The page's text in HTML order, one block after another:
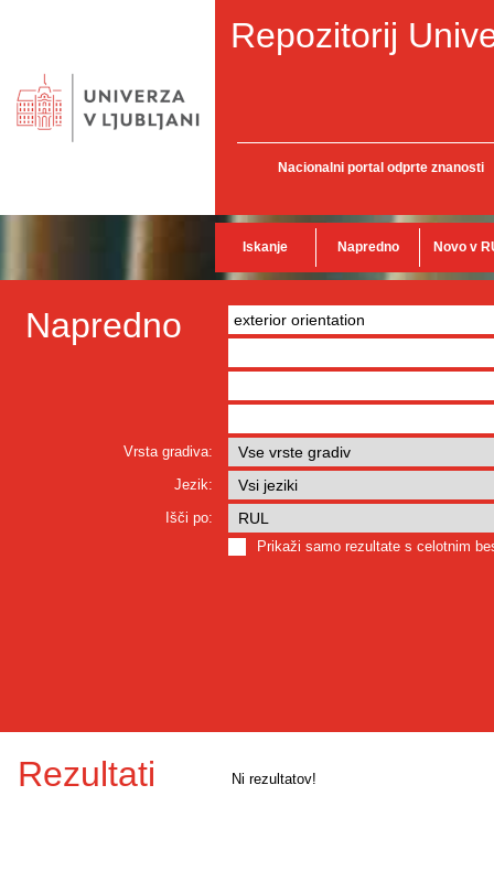
Repozitorij
Nacionalni portal odprte znanosti
Iskanje Napredno Novo v
Napredno
Vrsta gradiva:
Jezik:
Išči po:
Prikaži samo rezultate s celotnim
Rezultati Ni rezultatov!